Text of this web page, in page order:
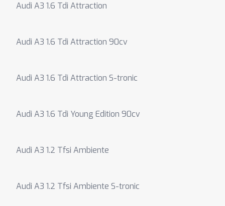
Audi A3 1.6 Tdi Attraction
Audi A3 1.6 Tdi Attraction 90cv
Audi A3 1.6 Tdi Attraction S-tronic
Audi A3 1.6 Tdi Young Edition 90cv
Audi A3 1.2 Tfsi Ambiente
Audi A3 1.2 Tfsi Ambiente S-tronic